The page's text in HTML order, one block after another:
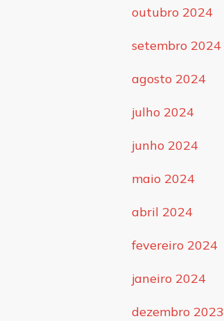
outubro 2024
setembro 2024
agosto 2024
julho 2024
junho 2024
maio 2024
abril 2024
fevereiro 2024
janeiro 2024
dezembro 2023